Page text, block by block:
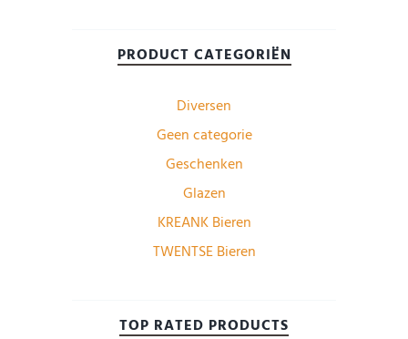
PRODUCT CATEGORIËN
Diversen
Geen categorie
Geschenken
Glazen
KREANK Bieren
TWENTSE Bieren
TOP RATED PRODUCTS